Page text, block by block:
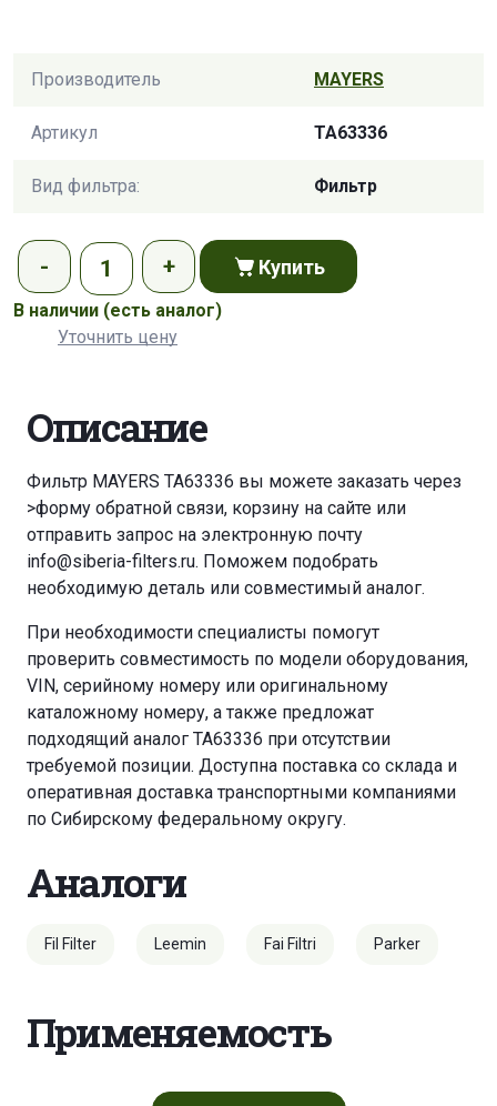
Производитель MAYERS
Артикул TA63336
Вид фильтра: Фильтр
Купить
В наличии (есть аналог)
Уточнить цену
Описание
Фильтр MAYERS TA63336 вы можете заказать через
>форму обратной связи, корзину на сайте или
отправить запрос на электронную почту
info@siberia-filters.ru. Поможем подобрать
необходимую деталь или совместимый аналог.
При необходимости специалисты помогут
проверить совместимость по модели оборудования,
VIN, серийному номеру или оригинальному
каталожному номеру, а также предложат
подходящий аналог TA63336 при отсутствии
требуемой позиции. Доступна поставка со склада и
оперативная доставка транспортными компаниями
по Сибирскому федеральному округу.
Аналоги
Fil Filter Leemin Fai Filtri Parker
Применяемость